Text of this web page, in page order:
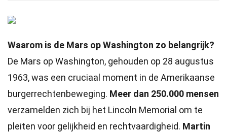
Waarom is de Mars op Washington zo belangrijk?
De Mars op Washington, gehouden op 28 augustus
1963, was een cruciaal moment in de Amerikaanse
burgerrechtenbeweging. Meer dan 250.000 mensen
verzamelden zich bij het Lincoln Memorial om te
pleiten voor gelijkheid en rechtvaardigheid. Martin